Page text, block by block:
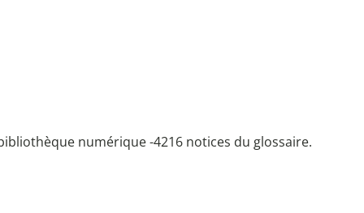
numérique -4216 notices du glossaire.